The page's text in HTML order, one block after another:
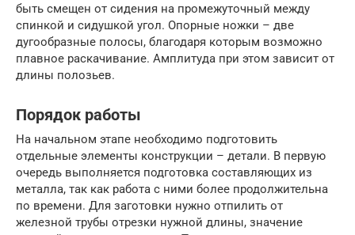
быть смещен от сидения на промежуточный между
спинкой и сидушкой угол. Опорные ножки – две
дугообразные полосы, благодаря которым возможно
плавное раскачивание. Амплитуда при этом зависит от
длины полозьев.
Порядок работы
На начальном этапе необходимо подготовить
отдельные элементы конструкции – детали. В первую
очередь выполняется подготовка составляющих из
металла, так как работа с ними более продолжительна
по времени. Для заготовки нужно отпилить от
железной трубы отрезки нужной длины, значение